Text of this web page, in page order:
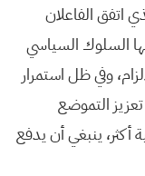
اتفق الفاعلان
السلوك السياسي
وفي ظل استمرار
التموضع
ينبغي أن يدفع